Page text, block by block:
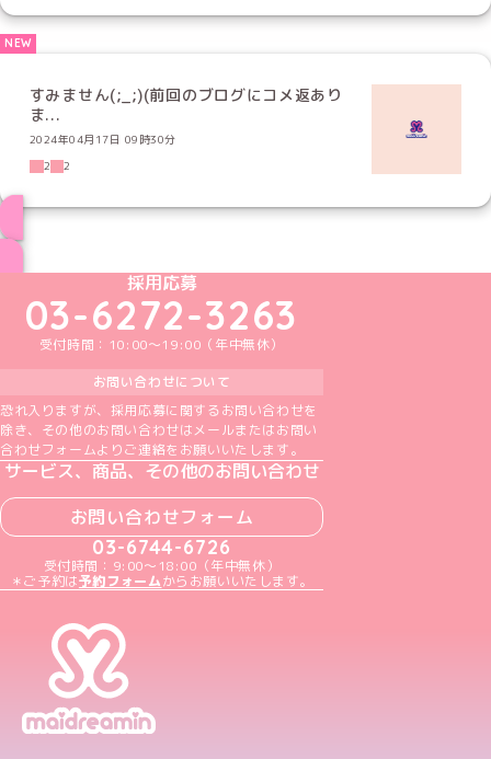
すみません(;_;)(前回のブログにコメ返あり
ま...
2024年04月17日 09時30分
2
2
めいどりーみんTikTok公式アカウント
めいどりーみんX公式アカウント
めいどりーみんInstagram公式アカウント
めいどりーみんFacebook公式アカウン
めいどりーみんYouTube公式アカ
採用応募
03-6272-3263
受付時間：10:00～19:00（年中無休）
お問い合わせについて
恐れ入りますが、採用応募に関するお問い合わせを
除き、その他のお問い合わせはメールまたはお問い
合わせフォームよりご連絡をお願いいたします。
サービス、商品、その他のお問い合わせ
お問い合わせフォーム
03-6744-6726
受付時間：9:00～18:00（年中無休）
＊ご予約は予約フォームからお願いいたします。